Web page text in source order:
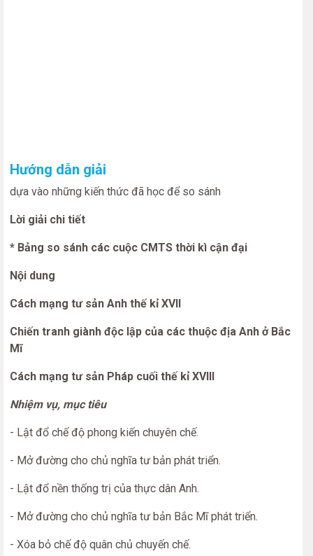
Hướng dẫn giải
dựa vào những kiến thức đã học để so sánh
Lời giải chi tiết
* Bảng so sánh các cuộc CMTS thời kì cận đại
Nội dung
Cách mạng tư sản Anh thế kỉ XVII
Chiến tranh giành độc lập của các thuộc địa Anh ở Bắc
Mĩ
Cách mạng tư sản Pháp cuối thế kỉ XVIII
Nhiệm vụ, mục tiêu
- Lật đổ chế độ phong kiến chuyên chế.
- Mở đường cho chủ nghĩa tư bản phát triển.
- Lật đổ nền thống trị của thực dân Anh.
- Mở đường cho chủ nghĩa tư bản Bắc Mĩ phát triển.
- Xóa bỏ chế độ quân chủ chuyến chế.